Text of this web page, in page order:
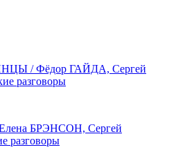
/ Фёдор ГАЙДА, Сергей
разговоры
БРЭНСОН, Сергей
разговоры